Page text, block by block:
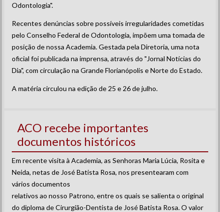
Odontologia".
Recentes denúncias sobre possíveis irregularidades cometidas
pelo Conselho Federal de Odontologia, impõem uma tomada de
posição de nossa Academia. Gestada pela Diretoria, uma nota
oficial foi publicada na imprensa, através do "Jornal Notícias do
Dia", com circulação na Grande Florianópolis e Norte do Estado.
A matéria circulou na edição de 25 e 26 de julho.
ACO recebe importantes
documentos históricos
Em recente visita à Academia, as Senhoras Maria Lúcia, Rosita e
Neida, netas de José Batista Rosa, nos presentearam com
vários documentos
relativos ao nosso Patrono, entre os quais se salienta o original
do diploma de Cirurgião-Dentista de José Batista Rosa. O valor